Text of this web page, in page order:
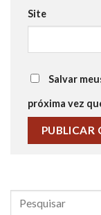
Site
Salvar
próxima vez